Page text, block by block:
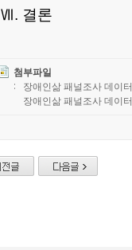
Ⅶ. 결론
첨부파일
장애인삶 패널조사 데이
장애인삶 패널조사 데이